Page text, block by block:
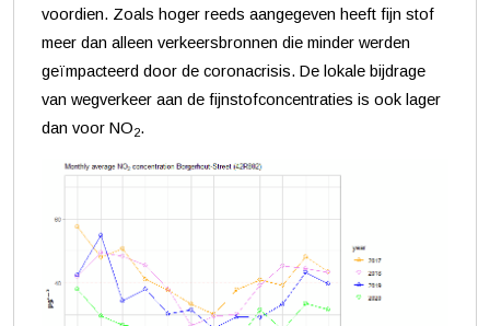
voordien. Zoals hoger reeds aangegeven heeft fijn stof
meer dan alleen verkeersbronnen die minder werden
geïmpacteerd door de coronacrisis. De lokale bijdrage
van wegverkeer aan de fijnstofconcentraties is ook lager
dan voor NO2.